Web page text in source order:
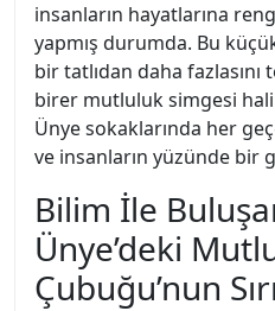
insanların hayatlarına
yapmış durumda. Bu
bir tatlıdan daha
birer mutluluk simgesi
Ünye sokaklarında her
ve insanların yüzünde bir
Bilim İle
Ünye’deki
Çubuğu’nun